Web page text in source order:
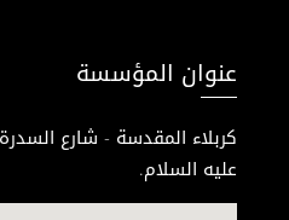
عنوان المؤسسة
كربلاء المقدسة - شارع
عليه السلام.